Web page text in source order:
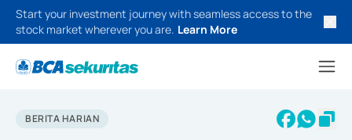
Start your investment journey with seamless access to the
stock market wherever you are. Learn More
BERITA HARIAN